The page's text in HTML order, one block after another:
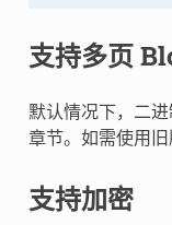
支持多页
默认情况下，二
章节。如需使用旧
支持加密